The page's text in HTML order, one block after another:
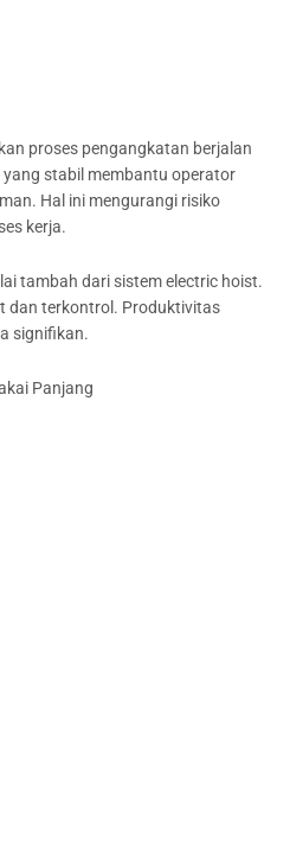
proses pengangkatan berjalan
yang stabil membantu operator
Hal ini mengurangi risiko
kerja.
tambah dari sistem electric hoist.
dan terkontrol. Produktivitas
signifikan.
Panjang